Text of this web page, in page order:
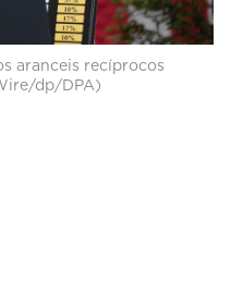
aranceis recíprocos
dp/DPA)